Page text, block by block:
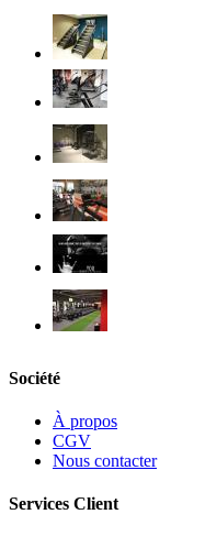
Société
À propos
CGV
Nous contacter
Services Client